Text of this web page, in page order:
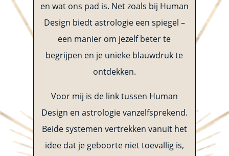
en wat ons pad is. Net zoals bij Human
Design biedt astrologie een spiegel –
een manier om jezelf beter te
begrijpen en je unieke blauwdruk te
ontdekken.
Voor mij is de link tussen Human
Design en astrologie vanzelfsprekend.
Beide systemen vertrekken vanuit het
idee dat je geboorte niet toevallig is,